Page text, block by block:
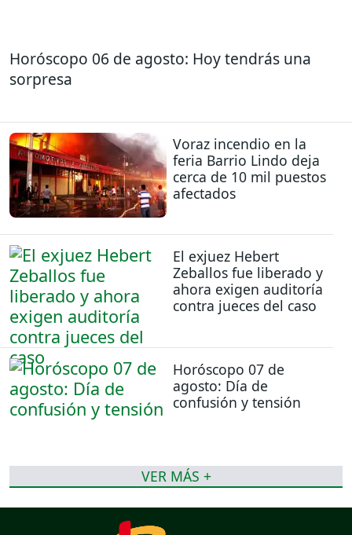
Horóscopo 06 de agosto: Hoy tendrás una
sorpresa
Voraz incendio en la
feria Barrio Lindo deja
cerca de 10 mil puestos
afectados
El exjuez Hebert
Zeballos fue liberado y
ahora exigen auditoría
contra jueces del caso
Horóscopo 07 de
agosto: Día de
confusión y tensión
VER MÁS +